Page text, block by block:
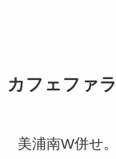
カフェフ
美浦南W併せ